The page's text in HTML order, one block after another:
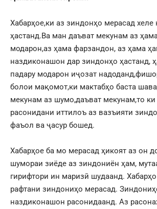
Хабарҳое,ки аз зиндонҳо мерасад хеле
ҳастанд.Ва ман даъват мекунам аз
модарон,аз ҳама фарзандон, аз ҳама
наздиконашон дар зиндонҳо ҳастанд,
падару модарон иҷозат
болои мақомот,ки мактабҳо баста
мекунам аз шумо,даъват мекунам,то
расонидани иттилоъ аз вазъияти
фаъол ва ҷасур бошед.
Хабарҳое ба мо мерасад ҳикоят аз он
шумораи зиёде аз зиндониён ҳам,
гирифтори ин маризӣ шудаанд.
рафтани зиндониҳо мерасад.
наздиконашон расонидаанд. Аз